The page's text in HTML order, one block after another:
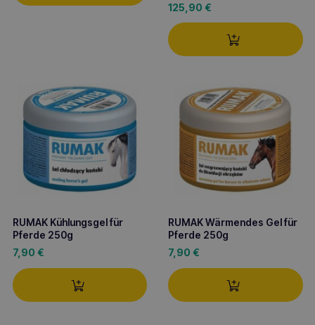
125,90 €
RUMAK Kühlungsgel für
Pferde 250g
7,90 €
RUMAK Wärmendes Gel für
Pferde 250g
7,90 €